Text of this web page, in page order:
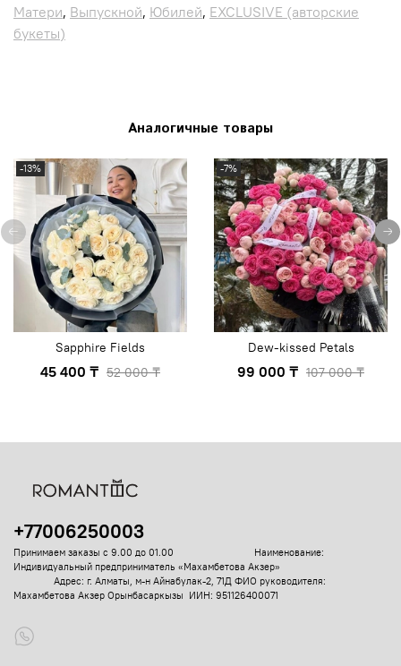
Матери, Выпускной, Юбилей, EXCLUSIVE (авторские
букеты)
Аналогичные товары
-13%
Sapphire Fields
45 400 ₸ 52 000 ₸
-7%
Dew-kissed Petals
99 000 ₸ 107 000 ₸
+77006250003
Принимаем заказы с 9.00 до 01.00 Наименование:
Индивидуальный предприниматель «Махамбетова Акзер»
Адрес: г. Алматы, м-н Айнабулак-2, 71Д ФИО руководителя:
Махамбетова Акзер Орынбасаркызы ИИН: 951126400071